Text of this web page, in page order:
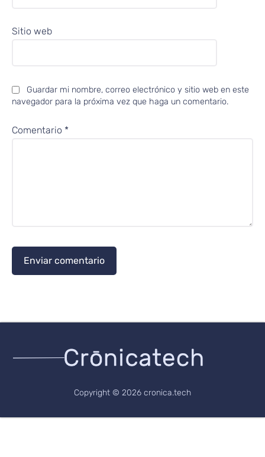
Sitio web
Guardar mi nombre, correo electrónico y sitio web en este
navegador para la próxima vez que haga un comentario.
Comentario *
Copyright © 2026 cronica.tech